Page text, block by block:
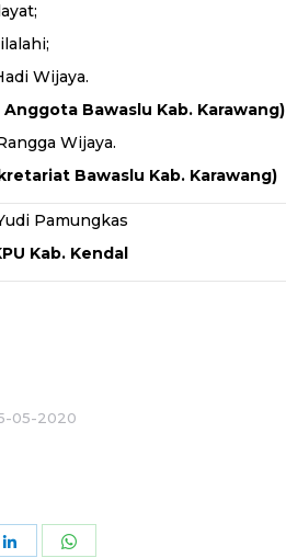
Wijaya.
Bawaslu Kab. Karawang)
Wijaya.
Bawaslu Kab. Karawang)
Pamungkas
Kab. Kendal
05-2020
Share
Share